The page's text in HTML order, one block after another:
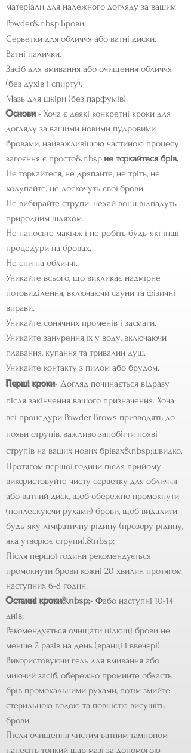
матеріали для належного догляду за вашим
Powder&nbsp;Брови.
Серветки для обличчя або ватні диски.
Ватні палички.
Засіб для вмивання або очищення обличчя
(без духів і спирту).
Мазь для шкіри (без парфумів).
Основи - Хоча є деякі конкретні кроки для
догляду за вашими новими пудровими
бровами, найважливішою частиною процесу
загоєння є просто&nbsp;не торкайтеся брів.
Не торкайтеся, не дряпайте, не тріть, не
колупайте, не лоскочуть свої брови.
Не вибирайте струпи; нехай вони відпадуть
природним шляхом.
Не наносьте макіяж і не робіть будь-які інші
процедури на бровах.
Не спи на обличчі.
Уникайте всього, що викликає надмірне
потовиділення, включаючи сауни та фізичні
вправи.
Уникайте сонячних променів і засмаги.
Уникайте занурення їх у воду, включаючи
плавання, купання та тривалий душ.
Уникайте контакту з пилом або брудом.
Перші кроки- Догляд починається відразу
після закінчення вашого призначення. Хоча
всі процедури Powder Brows призводять до
появи струпів, важливо запобігти появі
струпів на ваших нових брівах&nbsp;швидко.
Протягом першої години після прийому
використовуйте чисту серветку для обличчя
або ватний диск, щоб обережно промокнути
(поплескуючи рухами) брови, щоб видалити
будь-яку лімфатичну рідину (прозору рідину,
яка утворює струпи).&nbsp;
Після першої години рекомендується
промокнути брови кожні 20 хвилин протягом
наступних 6-8 годин.
Останні кроки&nbsp;- Фабо наступні 10-14
днів;
Рекомендується очищати цілющі брови не
менше 2 разів на день (вранці і ввечері).
Використовуючи гель для вмивання або
миючий засіб, обережно промийте область
брів промокальними рухами, потім змийте
стерильною водою та повністю висушіть
брови.
Після очищення чистим ватним тампоном
нанесіть тонкий шар мазі за допомогою